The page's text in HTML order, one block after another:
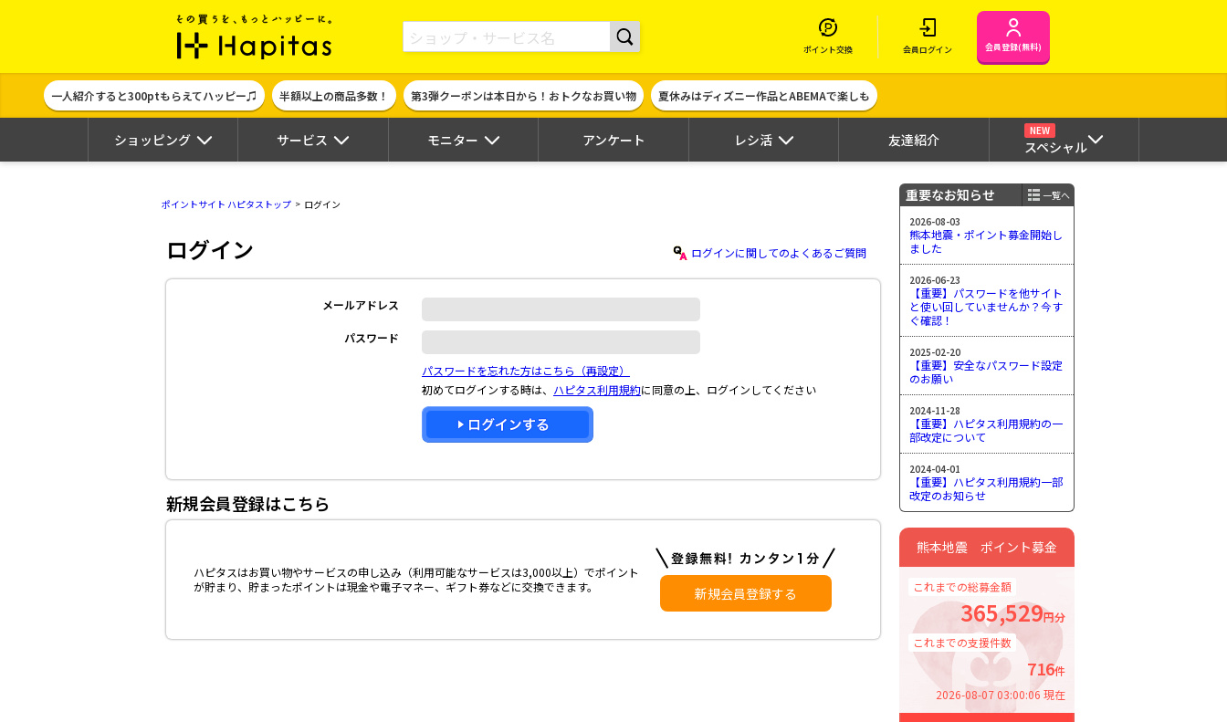
ポイント貯めて現金やギフト券に交換できるポイントサイト | ハピタス
ポイント交換 会員ログイン 会員登録(無料)
一人紹介すると300ptもらえてハッピー♫ 半額以上の商品多数！ 第3弾クーポンは本日から！おトクなお買い物 夏休みはディズニー作品とABEMAで楽しも
ショッピング サービス モニター アンケート レシ活 友達紹介
NEW
スペシャル
ポイントサイト ハピタストップ ログイン
ログイン ログインに関してのよくあるご質問
メールアドレス
パスワード
パスワードを忘れた方はこちら（再設定）
初めてログインする時は、 ハピタス利用規約に同意の上、ログインしてください
新規会員登録はこちら
ハピタスはお買い物やサービスの申し込み（利用可能なサービスは3,000以上）でポイント
が貯まり、貯まったポイントは現金や電子マネー、ギフト券などに交換できます。
新規会員登録する
重要なお知らせ
一覧へ
2026-08-03
熊本地震・ポイント募金開始し
ました
2026-06-23
【重要】パスワードを他サイト
と使い回していませんか？今す
ぐ確認！
2025-02-20
【重要】安全なパスワード設定
のお願い
2024-11-28
【重要】ハピタス利用規約の一
部改定について
2024-04-01
【重要】ハピタス利用規約一部
改定のお知らせ
熊本地震 ポイント募金
これまでの総募金額
365,529円分
これまでの支援件数
716件
2026-08-07 03:00:06 現在